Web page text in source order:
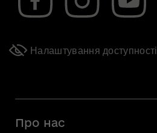
Налаштування доступності
Про нас